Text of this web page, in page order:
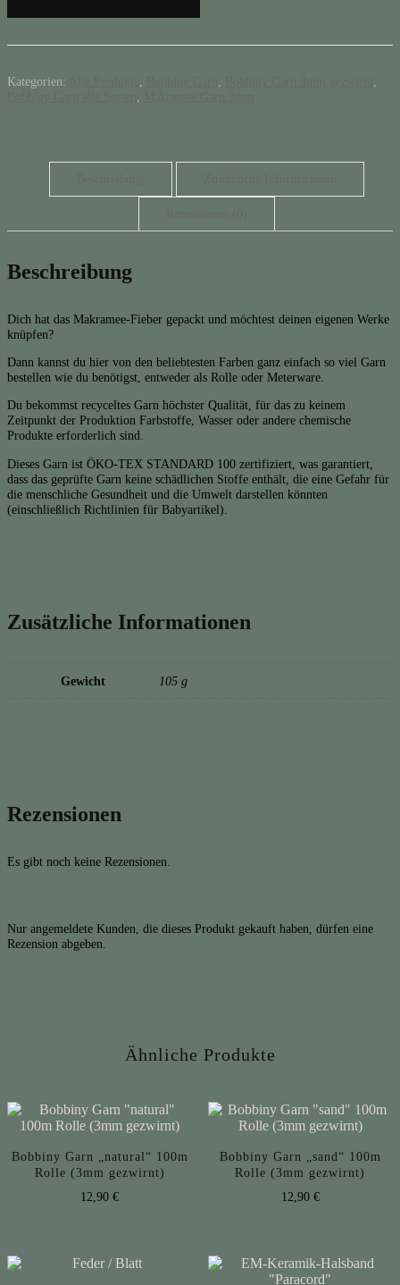
blue"
Rolle
gezwirnt)
Kategorien:
Beschreibung
Dich hat das Makramee-Fieber gepackt und möchtest deinen eigenen Werke
knüpfen?
Dann kannst du hier von den beliebtesten Farben ganz einfach so viel Garn
bestellen wie du benötigst, entweder als Rolle oder Meterware.
Du bekommst recyceltes Garn höchster Qualität, für das zu keinem
Zeitpunkt der Produktion Farbstoffe, Wasser oder andere chemische
Produkte erforderlich sind.
Dieses Garn ist ÖKO-TEX STANDARD 100 zertifiziert, was garantiert,
dass das geprüfte Garn keine schädlichen Stoffe enthält, die eine Gefahr für
die menschliche Gesundheit und die Umwelt darstellen könnten
(einschließlich Richtlinien für Babyartikel).
Zusätzliche Informationen
Gewicht 105 g
Rezensionen
Es gibt noch keine Rezensionen.
Nur angemeldete Kunden, die dieses Produkt gekauft haben, dürfen eine
Rezension abgeben.
Ähnliche Produkte
Bobbiny Garn „natural“ 100m
Rolle (3mm gezwirnt)
12,90€
Bobbiny Garn „sand“ 100m
Rolle (3mm gezwirnt)
12,90 €